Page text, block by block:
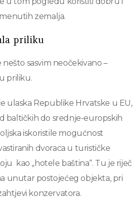
zemalja.
priliku
sasvim neočekivano –
priliku.
ulaska Republike Hrvatske u EU,
baltičkih do srednje-europskih
iskoristile mogućnost
dvoraca u turističke
kao „hotele baština“. Tu je riječ
unutar postojećeg objekta, pri
konzervatora.